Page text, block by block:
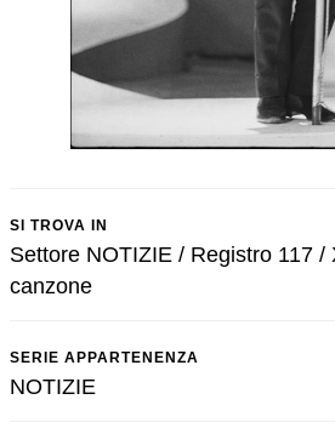
SI TROVA IN
Settore NOTIZIE / Registro 117 /
canzone
SERIE APPARTENENZA
NOTIZIE